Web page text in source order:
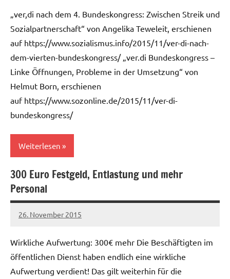
„ver,di nach dem 4. Bundeskongress: Zwischen Streik und
Sozialpartnerschaft“ von Angelika Teweleit, erschienen
auf https://www.sozialismus.info/2015/11/ver-di-nach-
dem-vierten-bundeskongress/ „ver.di Bundeskongress –
Linke Öffnungen, Probleme in der Umsetzung“ von
Helmut Born, erschienen
auf https://www.sozonline.de/2015/11/ver-di-
bundeskongress/
Weiterlesen
Allgemein
300 Euro Festgeld, Entlastung und mehr
Personal
26. November 2015
Ilja
Wirkliche Aufwertung: 300€ mehr Die Beschäftigten im
öffentlichen Dienst haben endlich eine wirkliche
Aufwertung verdient! Das gilt weiterhin für die